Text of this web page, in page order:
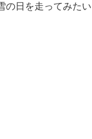
日を走ってみた